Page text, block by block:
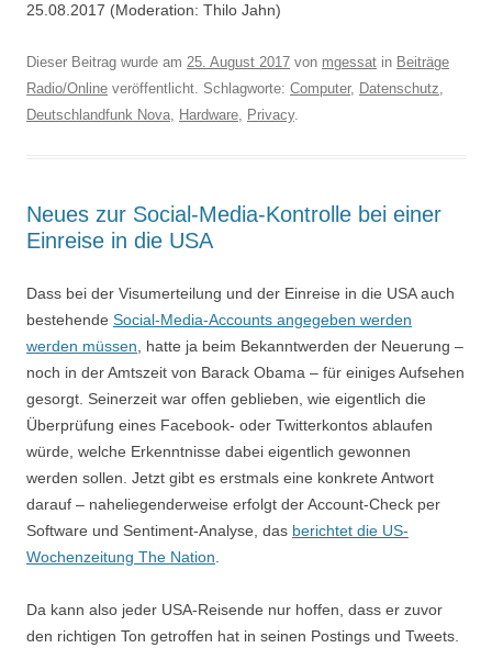
25.08.2017 (Moderation: Thilo Jahn)
Dieser Beitrag wurde am 25. August 2017 von mgessat in Beiträge
Radio/Online veröffentlicht. Schlagworte: Computer, Datenschutz,
Deutschlandfunk Nova, Hardware, Privacy.
Neues zur Social-Media-Kontrolle bei einer
Einreise in die USA
Dass bei der Visumerteilung und der Einreise in die USA auch
bestehende Social-Media-Accounts angegeben werden
werden müssen , hatte ja beim Bekanntwerden der Neuerung –
noch in der Amtszeit von Barack Obama – für einiges Aufsehen
gesorgt. Seinerzeit war offen geblieben, wie eigentlich die
Überprüfung eines Facebook- oder Twitterkontos ablaufen
würde, welche Erkenntnisse dabei eigentlich gewonnen
werden sollen. Jetzt gibt es erstmals eine konkrete Antwort
darauf – naheliegenderweise erfolgt der Account-Check per
Software und Sentiment-Analyse, das berichtet die US-
Wochenzeitung The Nation
Da kann also jeder USA-Reisende nur hoffen, dass er zuvor
den richtigen Ton getroffen hat in seinen Postings und Tweets.